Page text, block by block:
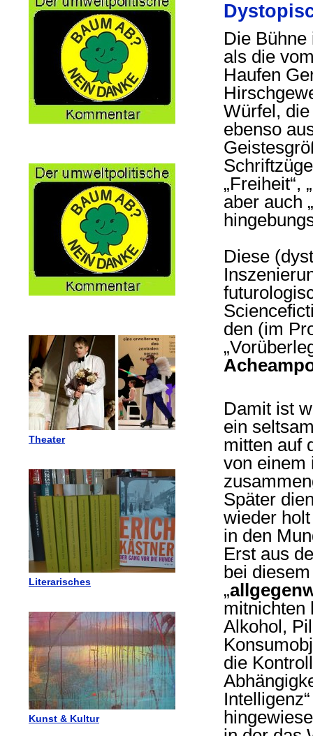
Theater
Literarisches
Kunst & Kultur
Die Bühne
als die
Haufen
Würfel,
ebenso
„Freiheit“,
aber auch
Diese
den (im
Damit ist
ein
mitten auf
von einem
Später
wieder
in den
Erst aus
bei
„
mitnichten
Alkohol,
die